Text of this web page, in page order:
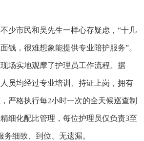
市民和吴先生一样心存疑虑，“十几
钱，很难想象能提供专业陪护服务”。
场实地观摩了护理员工作流程。据
员均经过专业培训、持证上岗，拥有
严格执行每2小时一次的全天候巡查制
细化配比管理，每位护理员仅负责3至
细致、到位、无遗漏。